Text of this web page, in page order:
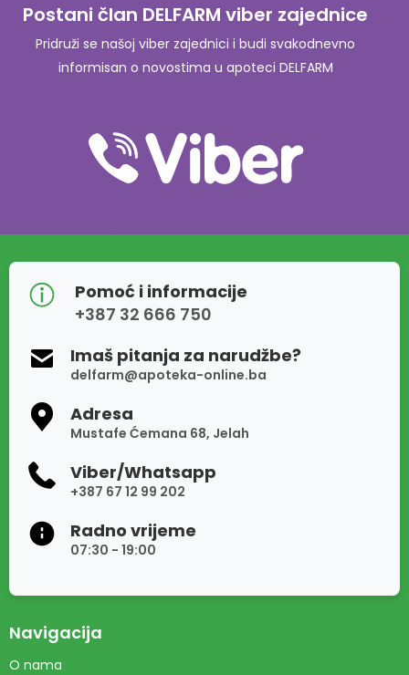
Postani član DELFARM viber zajednice
Pridruži se našoj viber zajednici i budi svakodnevno
informisan o novostima u apoteci DELFARM
Pomoć i informacije
+387 32 666 750
Imaš pitanja za narudžbe?
delfarm@apoteka-online.ba
Adresa
Mustafe Ćemana 68, Jelah
Viber/Whatsapp
+387 67 12 99 202
Radno vrijeme
07:30 - 19:00
Navigacija
O nama